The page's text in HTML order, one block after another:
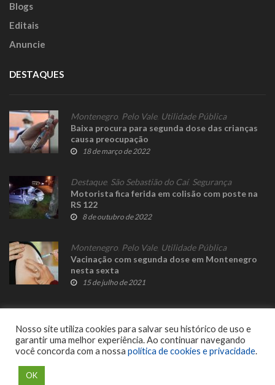
Blogs
Editais
Anuncie
DESTAQUES
Montenegro Pelo Vale, Utilidade Pública
Baixa procura para segunda dose das crianças
causa preocupação
18 de março de 2022
Destaque, São Sebastião do Caí, Segurança
Motorista fica ferida em colisão com poste na
RS 122
8 de outubro de 2022
Montenegro Pelo Vale, Utilidade Pública
Vacinação com segunda dose em Montenegro
nesta sexta
15 de julho de 2021
Nosso site utiliza cookies para salvar seu histórico de uso e
garantir uma melhor experiência. Ao continuar navegando
você concorda com a nossa política de cookies e privacidade.
OK